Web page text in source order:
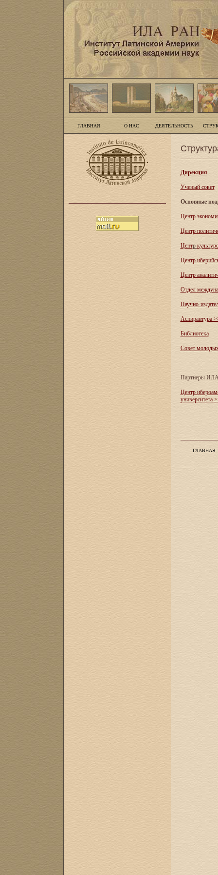
ГЛАВНАЯ О НАС ДЕЯТЕЛЬНОСТЬ
Дирекция
Ученый совет
Основные
Центр
Центр
Центр
Центр
Центр
Отдел
Научно-
Аспирантура
Библиотека
Совет
Партнеры
Центр
университета
ГЛАВНАЯ